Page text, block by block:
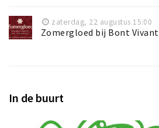
zaterdag, 22 augustus 15:00
Zomergloed bij Bont Vivant
In de buurt